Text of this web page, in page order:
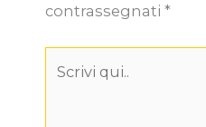
contrassegnati *